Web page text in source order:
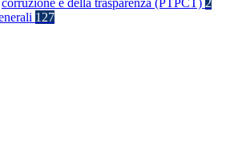
corruzione e della trasparenza (PTPCT) 2
127